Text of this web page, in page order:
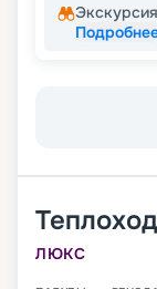
Теплоход
ЛЮКС